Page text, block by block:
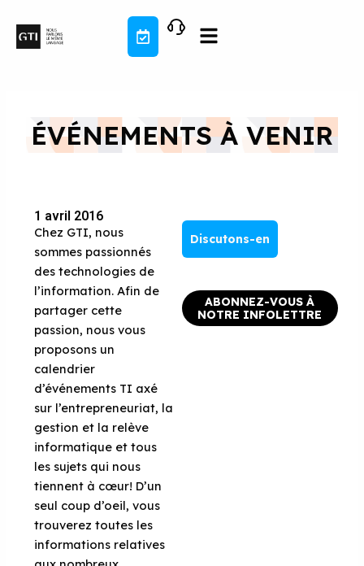
contenu
ÉVÉNEMENTS À VENIR
1 avril 2016
Chez GTI, nous
sommes passionnés
des technologies de
l’information. Afin de
partager cette
passion, nous vous
proposons un
calendrier
d’événements TI axé
sur l’entrepreneuriat, la
gestion et la relève
informatique et tous
les sujets qui nous
tiennent à cœur! D’un
seul coup d’oeil, vous
trouverez toutes les
informations relatives
Discutons-en
ABONNEZ-VOUS À
NOTRE INFOLETTRE